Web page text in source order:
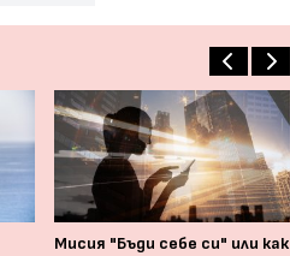
Мисия "Бъди себе си" или как